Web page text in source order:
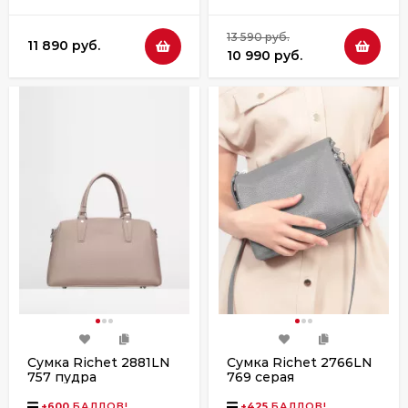
11 890 руб.
13 590 руб.
10 990 руб.
Сумка Richet 2881LN
757 пудра
Сумка Richet 2766LN
769 серая